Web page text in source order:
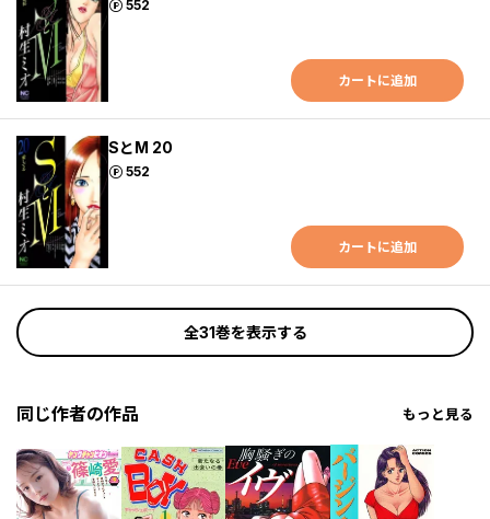
552
ポイント
カートに追加
SとM 20
552
ポイント
カートに追加
全31巻を表示する
同じ作者の作品 もっと見る